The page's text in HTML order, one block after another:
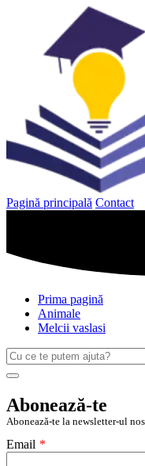
Pagină principală Contact
Prima pagină
Animale
Melcii vaslasi
Caută
după:
Search
Abonează-te
Abonează-te la newsletter-ul
Email *